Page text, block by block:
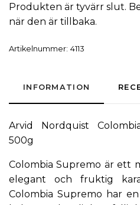
Produkten är tyvärr slut.
när den är tillbaka.
Artikelnummer: 4113
INFORMATION
Arvid Nordquist
500g
Colombia Supremo är ett
elegant och fruktig
Colombia Supremo har